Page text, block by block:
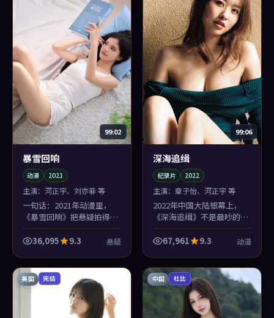
99:02
暴雪回响
动漫 2021
主演： 河正宇、刘亦菲 等
一句话：2021年动漫里，
《暴雪回响》把悬疑拍得不
像类型，而像命运本身的形
状。36,095 9.3 悬疑
99:06
深海追缉
纪录片 2022
主演：章子怡、河正宇 等
2022年中国大陆银幕上，
《深海追缉》不是最吵的那
部，却可能是你睡前还会想
起画面的那部：滨海小城的
67,961 9.3 动漫
美国 完结 中国 杜比